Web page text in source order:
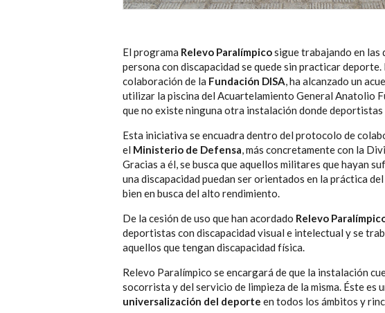
El programa Relevo Paralímpicosigue trabajando en las
persona con discapacidad se quede sin practicar
colaboración de la Fundación DISA, ha alcanzado un
utilizar la piscina del Acuartelamiento General Anatolio
que no existe ninguna otra instalación donde
Esta iniciativa se encuadra dentro del protocolo de
el Ministerio de Defensa, más concretamente con la
Gracias a él, se busca que aquellos militares que hayan
una discapacidad puedan ser orientados en la práctica
bien en busca del alto rendimiento.
De la cesión de uso que han acordado Relevo
deportistas con discapacidad visual e intelectual y se
aquellos que tengan discapacidad física.
Relevo Paralímpico se encargará de que la instalación
socorrista y del servicio de limpieza de la misma. Éste es
universalización del deporte en todos los ámbitos y